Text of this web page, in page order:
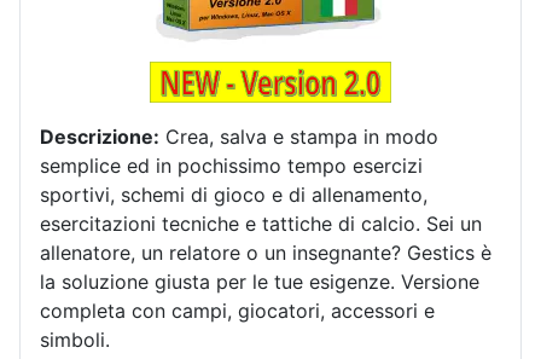
Descrizione: Crea, salva e stampa in modo
semplice ed in pochissimo tempo esercizi
sportivi, schemi di gioco e di allenamento,
esercitazioni tecniche e tattiche di calcio. Sei un
allenatore, un relatore o un insegnante? Gestics è
la soluzione giusta per le tue esigenze. Versione
completa con campi, giocatori, accessori e
simboli.